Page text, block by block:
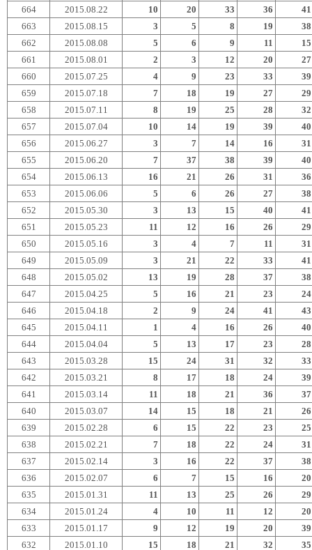
664
2015.08.22 10 20 33 36
41
663
2015.08.15 3 5 8 19
38
662
2015.08.08 5 6 9 11
15
661
2015.08.01 2 3 12 20
27
660
2015.07.25 4 9 23 33
39
659
2015.07.18 7 18 19 27
29
658
2015.07.11 8 19 25 28
32
657
2015.07.04 10 14 19 39
40
656
2015.06.27 3 7 14 16
31
655
2015.06.20 7 37 38 39
40
654
2015.06.13 16 21 26 31
36
653
2015.06.06 5 6 26 27
38
652
2015.05.30 3 13 15 40
41
651
2015.05.23 11 12 16 26
29
650
2015.05.16 3 4 7 11
31
649
2015.05.09 3 21 22 33
41
648
2015.05.02 13 19 28 37
38
647
2015.04.25 5 16 21 23
24
646
2015.04.18 2 9 24 41
43
645
2015.04.11 1 4 16 26
40
644
2015.04.04 5 13 17 23
28
643
2015.03.28 15 24 31 32
33
642
2015.03.21 8 17 18 24
39
641
2015.03.14 11 18 21 36
37
640
2015.03.07 14 15 18 21
26
639
2015.02.28 6 15 22 23
25
638
2015.02.21 7 18 22 24
31
637
2015.02.14 3 16 22 37
38
636
2015.02.07 6 7 15 16
20
635
2015.01.31 11 13 25 26
29
634
2015.01.24 4 10 11 12
20
633
2015.01.17 9 12 19 20
39
632
2015.01.10 15 18 21 32
35